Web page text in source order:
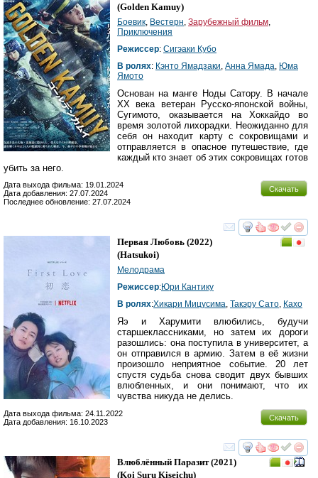
(Golden Kamuy)
Боевик Вестерн Зарубежный фильм
Приключения
Режиссер: Сигэаки Кубо
В ролях: Кэнто Ямадзаки Анна Ямада Юма
Ямото
Основан на манге Ноды Сатору. В начале
XX века ветеран Русско-японской войны,
Сугимото, оказывается на Хоккайдо во
время золотой лихорадки. Неожиданно для
себя он находит карту с сокровищами и
отправляется в опасное путешествие, где
каждый кто знает об этих сокровищах готов
убить за него.
Скачать
Дата выхода фильма: 19.01.2024
Дата добавления: 27.07.2024
Последнее обновление: 27.07.2024
смотреть
Первая Любовь (2022)
(Hatsukoi)
Мелодрама
Режиссер:Юри Кантику
В ролях:Хикари Мицусима, Такэру Сато, Кахо
Яэ и Харумити влюбились, будучи
старшеклассниками, но затем их дороги
разошлись: она поступила в университет, а
он отправился в армию. Затем в её жизни
произошло неприятное событие. 20 лет
спустя судьба снова сводит двух бывших
влюбленных, и они понимают, что их
чувства никуда не делись.
Скачать
Дата выхода фильма: 24.11.2022
Дата добавления: 16.10.2023
смотреть
Влюблённый Паразит(2021)
(Koi Suru Kiseichu)